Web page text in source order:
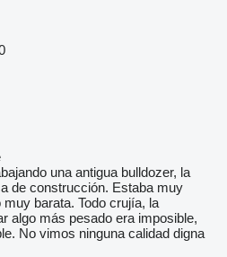
una antigua bulldozer, la
de construcción. Estaba muy
barata. Todo crujía, la
algo más pesado era imposible,
No vimos ninguna calidad digna